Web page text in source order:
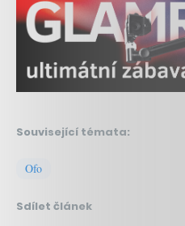
Související témata:
Ofo
Sdílet článek